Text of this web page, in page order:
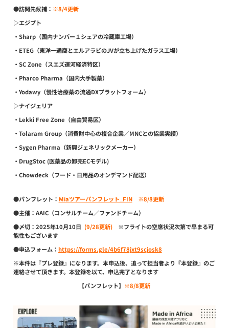
●訪問先候補： ※8/4更新
▷エジプト
・ Sharp（国内ナンバー１シェアの冷蔵庫工場）
・ ETEG（東洋一通商とエルアラビのJVが立ち上げたガラス工場）
・ SC Zone （スエズ運河経済特区）
・ Pharco Pharma （国内大手製薬）
・ Yodawy（慢性治療薬の流通DXプラットフォーム）
▷ナイジェリア
・ Lekki Free Zone （自由貿易区）
・ Tolaram Group（消費財中心の複合企業／MNCとの協業実績）
・ Sygen Pharma （新興ジェネリックメーカー）
・ DrugStoc(医薬品の卸売ECモデル)
・ Chowdeck（フード・日用品のオンデマンド配送）
●パンフレット ： Miaツアーパンフレット_FIN
※8/8更新
●主催： AAIC（コンサルチーム／ファンドチーム）
●〆切： 2025年10月10日 (9/28更新)※フライトの空席状況次第で早まる可
能性もございます
●申込フォーム： https://forms.gle/4b6f78jxt9scjosk8
※本件は『プレ登録』になります。本申込後、追って担当者より『本登録』のご
連絡させて頂きます。本登録を以て、申込完了となります
【パンフレット】 ※8/8更新